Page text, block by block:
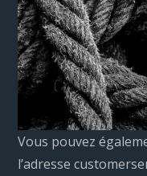
Vous pouvez
l’adresse